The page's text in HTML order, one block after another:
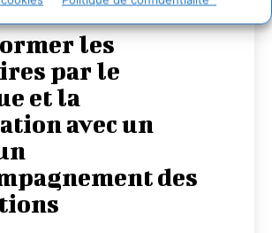
les
par le
et la
avec un
des